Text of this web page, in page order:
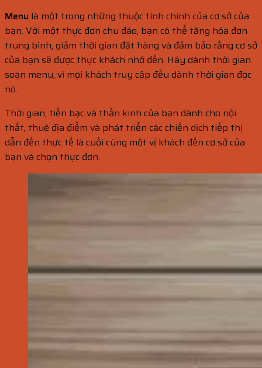
Menu là một trong những thuộc tính chính của cơ sở của
bạn. Với một thực đơn chu đáo, bạn có thể tăng hóa đơn
trung bình, giảm thời gian đặt hàng và đảm bảo rằng cơ sở
của bạn sẽ được thực khách nhớ đến. Hãy dành thời gian
soạn menu, vì mọi khách truy cập đều dành thời gian đọc
nó.
Thời gian, tiền bạc và thần kinh của bạn dành cho nội
thất, thuê địa điểm và phát triển các chiến dịch tiếp thị
dẫn đến thực tế là cuối cùng một vị khách đến cơ sở của
bạn và chọn thực đơn.